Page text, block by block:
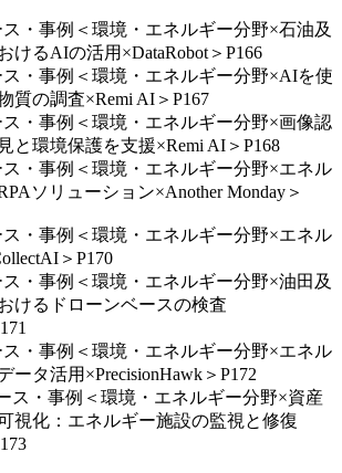
・事例＜環境・エネルギー分野×石油及
けるAIの活用×DataRobot＞P166
・事例＜環境・エネルギー分野×AIを使
質の調査×Remi AI＞P167
・事例＜環境・エネルギー分野×画像認
と環境保護を支援×Remi AI＞P168
・事例＜環境・エネルギー分野×エネル
ソリューション×Another Monday＞
・事例＜環境・エネルギー分野×エネル
＞P170
・事例＜環境・エネルギー分野×油田及
けるドローンベースの検査
・事例＜環境・エネルギー分野×エネル
ータ活用×PrecisionHawk＞P172
ス・事例＜環境・エネルギー分野×資産
視化：エネルギー施設の監視と修復